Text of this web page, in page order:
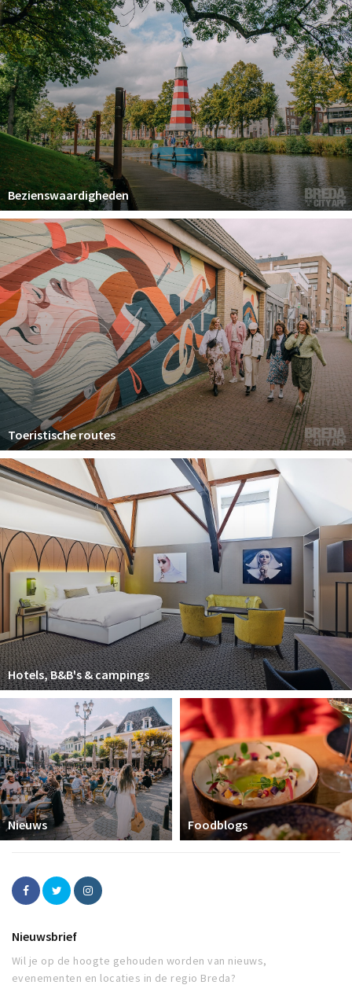
Bezienswaardigheden
Toeristische routes
Hotels, B&B's & campings
Nieuws Foodblogs
Nieuwsbrief
Wil je op de hoogte gehouden worden van nieuws,
evenementen en locaties in de regio Breda?